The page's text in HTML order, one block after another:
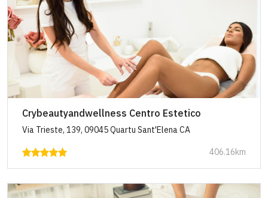
Crybeautyandwellness Centro Estetico
Via Trieste, 139, 09045 Quartu Sant'Elena CA
406.16km